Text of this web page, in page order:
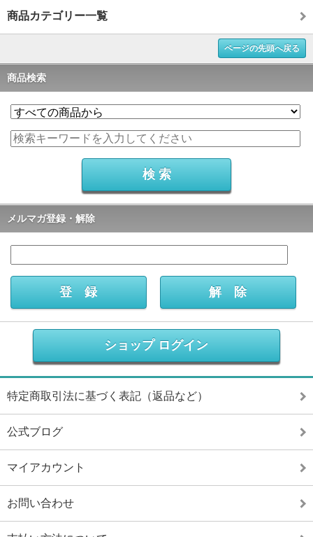
商品カテゴリー一覧
ページの先頭へ戻る
商品検索
メルマガ登録・解除
ショップ ログイン
特定商取引法に基づく表記（返品など）
公式ブログ
マイアカウント
お問い合わせ